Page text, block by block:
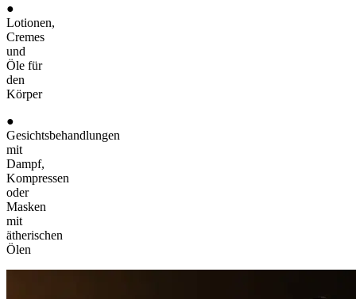
●
Lotionen,
Cremes
und
Öle für
den
Körper
●
Gesichtsbehandlungen
mit
Dampf,
Kompressen
oder
Masken
mit
ätherischen
Ölen